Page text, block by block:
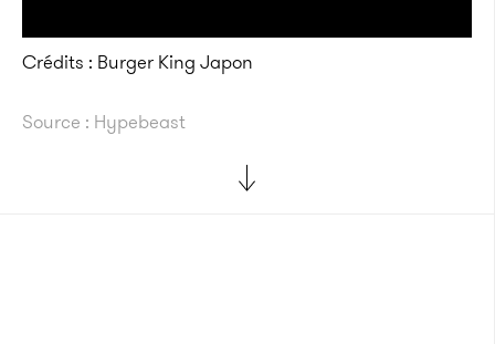
Crédits : Burger King Japon
Source : Hypebeast